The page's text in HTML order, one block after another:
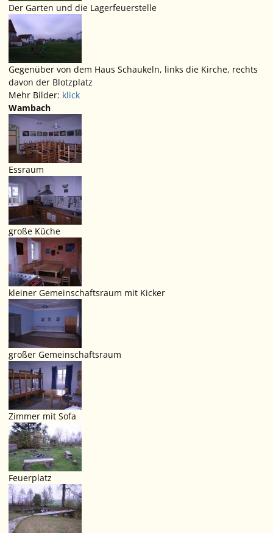
Der Garten und die Lagerfeuerstelle
Gegenüber von dem Haus Schaukeln, links die Kirche, rechts
davon der Blotzplatz
Mehr Bilder: klick
Wambach
Essraum
große Küche
kleiner Gemeinschaftsraum mit Kicker
großer Gemeinschaftsraum
Zimmer mit Sofa
Feuerplatz